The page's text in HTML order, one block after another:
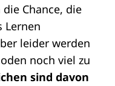
Chance, die
Lernen
leider werden
noch viel zu
sind davon